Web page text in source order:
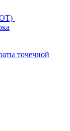
точечной